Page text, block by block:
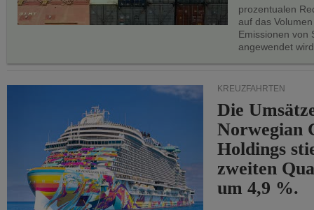
prozentualen
auf das
Emissionen von
angewendet
KREUZFAHRTEN
Die
Norwegian
Holdings
zweiten
um 4,9 %.